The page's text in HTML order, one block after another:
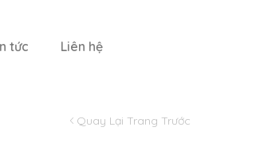
tức Liên hệ
Quay Lại Trang Trước